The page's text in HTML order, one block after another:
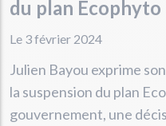
du plan Ecophyto
Le 3 février 2024
Julien Bayou exprime
la suspension du plan
gouvernement, une